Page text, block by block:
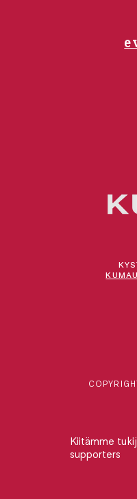
Kiitämme
supporters